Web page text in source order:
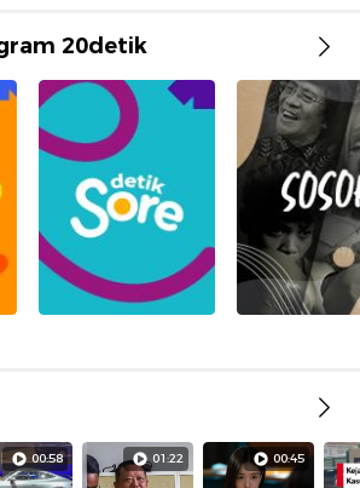
20detik
00:58 01:22 00:45